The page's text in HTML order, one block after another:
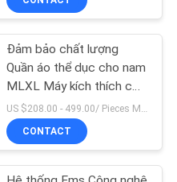
Đảm bảo chất lượng
Quần áo thể dục cho nam
MLXL Máy kích thích cơ
bắp Ems
US $208.00 - 499.00/ Pieces MOQ:1 miếng
CONTACT